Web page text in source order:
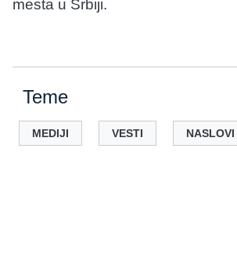
mesta u Srbiji.
Teme
MEDIJI VESTI NASLOVI